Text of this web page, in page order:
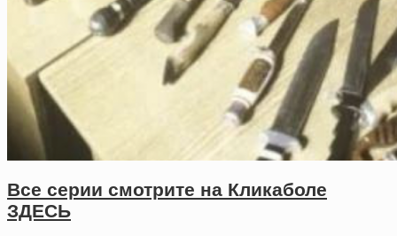
Все серии смотрите на Кликаболе
ЗДЕСЬ